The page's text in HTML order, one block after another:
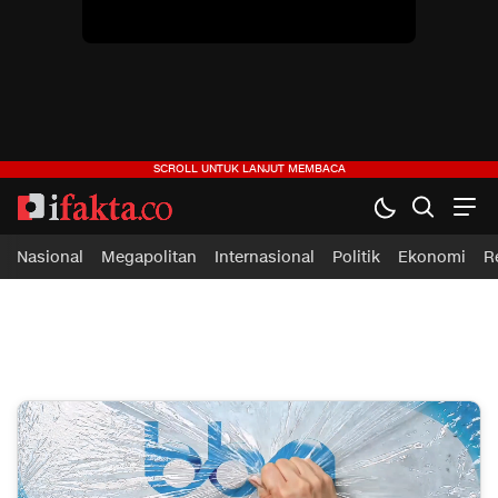
ifakta.co
#pastibenar
Nasional Megapolitan Internasional Politik Ekonomi